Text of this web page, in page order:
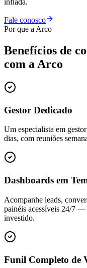
inflada.
Fale conosco
Por que a Arco
Benefícios de
com a Arco
Gestor Dedicado
Um especialista em
dias, com reuniões
Dashboards em
Acompanhe leads,
painéis acessíveis 24/7 —
investido.
Funil Completo de